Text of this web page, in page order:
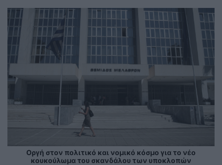
Οργή στον πολιτικό και νομικό κόσμο για το νέο
κουκούλωμα του σκανδάλου των υποκλοπών